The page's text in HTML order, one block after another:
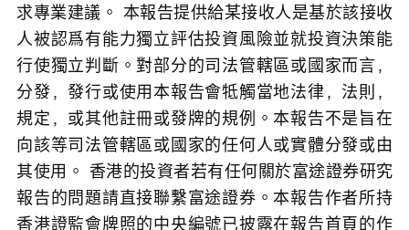
求專業建議。 本報告提供給某接收人是基於該接收
人被認爲有能力獨立評估投資風險並就投資決策能
行使獨立判斷。對部分的司法管轄區或國家而言，
分發，發行或使用本報告會牴觸當地法律，法則，
規定，或其他註冊或發牌的規例。本報告不是旨在
向該等司法管轄區或國家的任何人或實體分發或由
其使用。 香港的投資者若有任何關於富途證券研究
報告的問題請直接聯繫富途證券。本報告作者所持
香港證監會牌照的中央編號已披露在報告首頁的作